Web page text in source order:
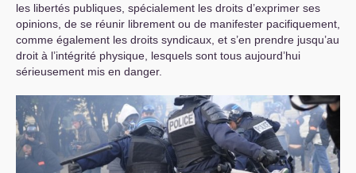
les libertés publiques, spécialement les droits d’exprimer ses
opinions, de se réunir librement ou de manifester pacifiquement,
comme également les droits syndicaux, et s’en prendre jusqu’au
droit à l’intégrité physique, lesquels sont tous aujourd’hui
sérieusement mis en danger.